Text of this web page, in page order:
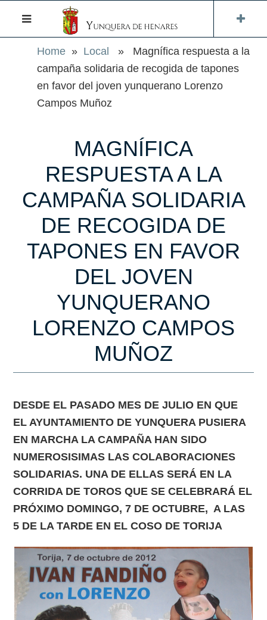
Home » Local
» Magnífica respuesta a la
campaña solidaria de recogida de tapones
en favor del joven yunquerano Lorenzo
Campos Muñoz
MAGNÍFICA
RESPUESTA A LA
CAMPAÑA SOLIDARIA
DE RECOGIDA DE
TAPONES EN FAVOR
DEL JOVEN
YUNQUERANO
LORENZO CAMPOS
MUÑOZ
DESDE EL PASADO MES DE JULIO EN QUE
EL AYUNTAMIENTO DE YUNQUERA PUSIERA
EN MARCHA LA CAMPAÑA HAN SIDO
NUMEROSISIMAS LAS COLABORACIONES
SOLIDARIAS. UNA DE ELLAS SERÁ EN LA
CORRIDA DE TOROS QUE SE CELEBRARÁ EL
PRÓXIMO DOMINGO, 7 DE OCTUBRE, A LAS
5 DE LA TARDE EN EL COSO DE TORIJA